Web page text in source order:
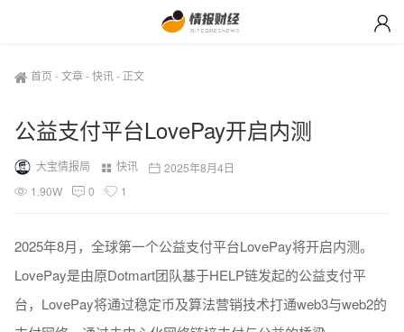
首页 -文章-快讯- 正文
公益支付平台LovePay开启内测
大宝情报局 快讯
2025年8月4日
1.90W
0 1
2025年8月，全球第一个公益支付平台LovePay将开启内测。
LovePay是由原Dotmart团队基于HELP链发起的公益支付平
台，LovePay将通过稳定币及算法营销技术打通web3与web2的